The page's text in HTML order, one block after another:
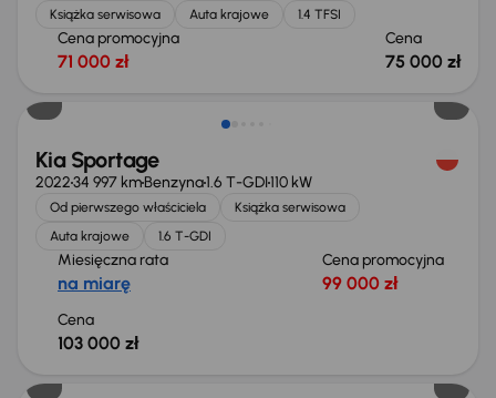
Książka serwisowa Auta krajowe 1.4 TFSI
Cena promocyjna
71 000 zł
Cena
75 000 zł
Kia Sportage
202234 997 kmBenzyna1.6 T-GDI110 kW
Od pierwszego właściciela
Książka serwisowa
Auta krajowe
1.6 T-GDI
Miesięczna rata
na miarę
Cena promocyjna
99 000 zł
Cena
103 000 zł